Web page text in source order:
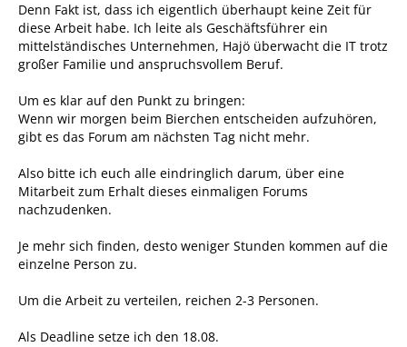
Denn Fakt ist, dass ich eigentlich überhaupt keine Zeit für
diese Arbeit habe. Ich leite als Geschäftsführer ein
mittelständisches Unternehmen, Hajö überwacht die IT trotz
großer Familie und anspruchsvollem Beruf.
Um es klar auf den Punkt zu bringen:
Wenn wir morgen beim Bierchen entscheiden aufzuhören,
gibt es das Forum am nächsten Tag nicht mehr.
Also bitte ich euch alle eindringlich darum, über eine
Mitarbeit zum Erhalt dieses einmaligen Forums
nachzudenken.
Je mehr sich finden, desto weniger Stunden kommen auf die
einzelne Person zu.
Um die Arbeit zu verteilen, reichen 2-3 Personen.
Als Deadline setze ich den 18.08.